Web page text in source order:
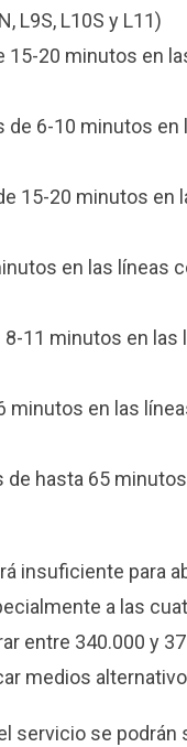
L9S, L10S y L11)
15-20 minutos en
de 6-10 minutos
15-20 minutos
en las líneas
8-11 minutos en
minutos en las
de hasta 65
insuficiente para
a las
entre 340.000 y
medios
servicio se podrán